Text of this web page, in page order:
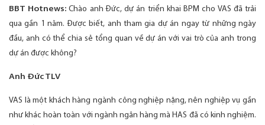
BBT Hotnews: Chào anh Đức, dự án triển khai BPM cho VAS đã trải
qua gần 1 năm. Được biết, anh tham gia dự án ngay từ những ngày
đầu, anh có thể chia sẻ tổng quan về dự án với vai trò của anh trong
dự án được không?
Anh Đức TLV
VAS là một khách hàng ngành công nghiệp nặng, nên nghiệp vụ gần
như khác hoàn toàn với ngành ngân hàng mà HAS đã có kinh nghiệm.